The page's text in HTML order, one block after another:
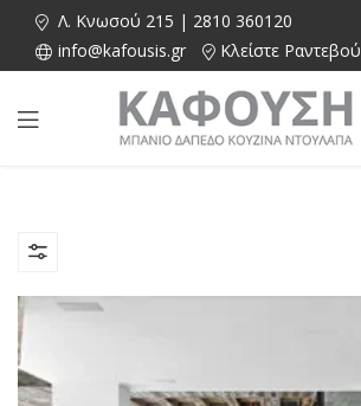
Λ. Κνωσού 215 | 2810 360120
info@kafousis.gr
Κλείστε Ραντεβού